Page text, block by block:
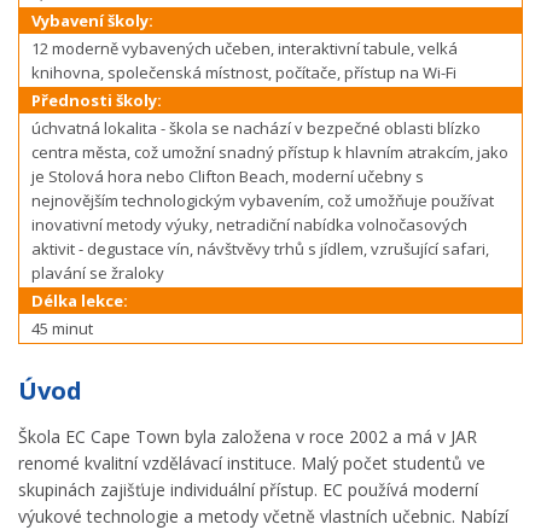
Vybavení školy:
12 moderně vybavených učeben, interaktivní tabule, velká
knihovna, společenská místnost, počítače, přístup na Wi-Fi
Přednosti školy:
úchvatná lokalita - škola se nachází v bezpečné oblasti blízko
centra města, což umožní snadný přístup k hlavním atrakcím, jako
je Stolová hora nebo Clifton Beach, moderní učebny s
nejnovějším technologickým vybavením, což umožňuje používat
inovativní metody výuky, netradiční nabídka volnočasových
aktivit - degustace vín, návštvěvy trhů s jídlem, vzrušující safari,
plavání se žraloky
Délka lekce:
45 minut
Úvod
Škola EC Cape Town byla založena v roce 2002 a má v JAR
renomé kvalitní vzdělávací instituce. Malý počet studentů ve
skupinách zajišťuje individuální přístup. EC používá moderní
výukové technologie a metody včetně vlastních učebnic. Nabízí